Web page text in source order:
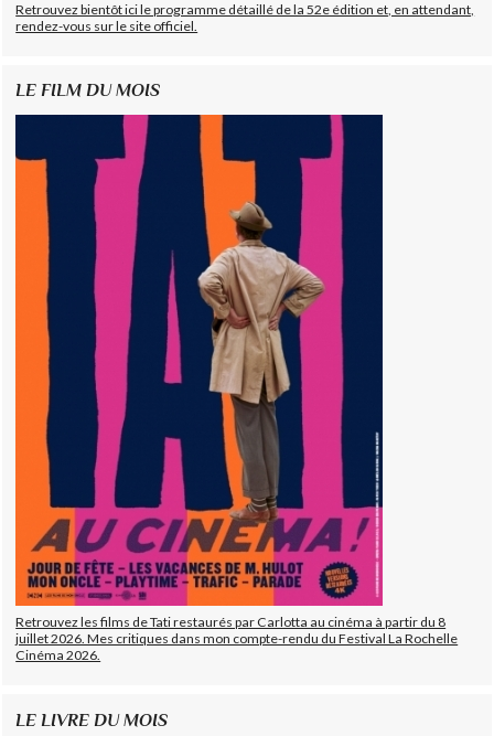
Retrouvez bientôt ici le programme détaillé de la 52e édition et, en attendant,
rendez-vous sur le site officiel.
LE FILM DU MOIS
Retrouvez les films de Tati restaurés par Carlotta au cinéma à partir du 8
juillet 2026. Mes critiques dans mon compte-rendu du Festival La Rochelle
Cinéma 2026.
LE LIVRE DU MOIS